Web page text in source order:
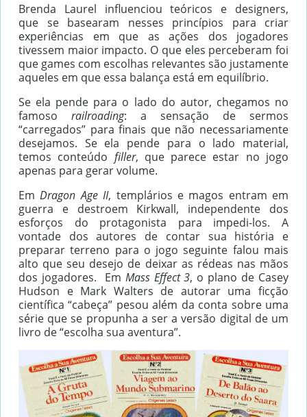
Brenda Laurel influenciou teóricos e designers,
que se basearam nesses princípios para criar
experiências em que as ações dos jogadores
tivessem maior impacto. O que eles perceberam foi
que games com escolhas relevantes são justamente
aqueles em que essa balança está em equilíbrio.
Se ela pende para o lado do autor, chegamos no
famoso railroading: a sensação de sermos
“carregados” para finais que não necessariamente
desejamos. Se ela pende para o lado material,
temos conteúdo filler, que parece estar no jogo
apenas para gerar volume.
EmDragon Age II, templários e magos entram em
guerra e destroem Kirkwall, independente dos
esforços do protagonista para impedi-los. A
vontade dos autores de contar sua história e
preparar terreno para o jogo seguinte falou mais
alto que seu desejo de deixar as rédeas nas mãos
dos jogadores. Em Mass Effect 3, o plano de Casey
Hudson e Mark Walters de autorar uma ficção
científica “cabeça” pesou além da conta sobre uma
série que se propunha a ser a versão digital de um
livro de “escolha sua aventura”.